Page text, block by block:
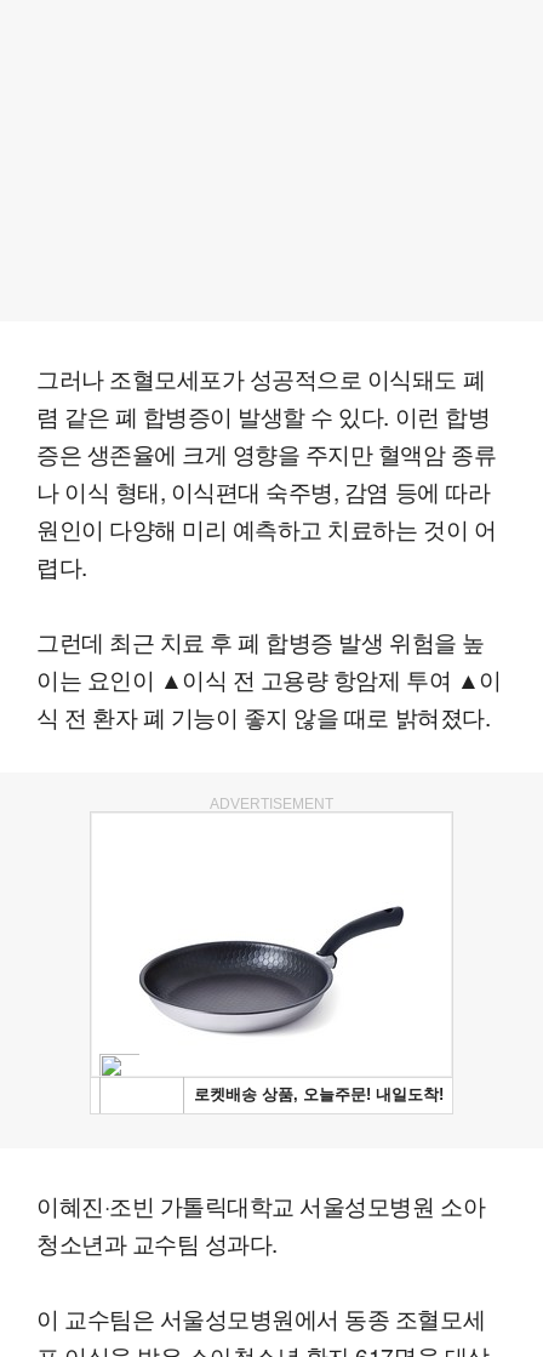
그러나 조혈모세포가 성공적으로 이식돼도 폐
렴 같은 폐 합병증이 발생할 수 있다. 이런 합병
증은 생존율에 크게 영향을 주지만 혈액암 종류
나 이식 형태, 이식편대 숙주병, 감염 등에 따라
원인이 다양해 미리 예측하고 치료하는 것이 어
렵다.
그런데 최근 치료 후 폐 합병증 발생 위험을 높
이는 요인이 ▲이식 전 고용량 항암제 투여 ▲이
식 전 환자 폐 기능이 좋지 않을 때로 밝혀졌다.
ADVERTISEMENT
이혜진·조빈 가톨릭대학교 서울성모병원 소아
청소년과 교수팀 성과다.
이 교수팀은 서울성모병원에서 동종 조혈모세